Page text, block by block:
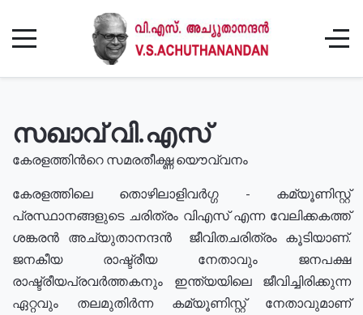
സഖാവ് വി.എസ്
കേരളത്തിൻറെ സമരതീക്ഷ്ണ യൌവ്വനം
കേരളത്തിലെ തൊഴിലാളിവർഗ്ഗ - കമ്യൂണിസ്റ്റ്
പ്രസ്ഥാനങ്ങളുടെ ചരിത്രം വിഎസ് എന്ന വേലിക്കകത്ത്
ശങ്കരൻ അച്യുതാനന്ദൻ ജീവിതചരിത്രം കൂടിയാണ്.
ജനകീയ രാഷ്ട്രീയ നേതാവും ജനപക്ഷ
രാഷ്ട്രീയപ്രവർത്തകനും ഇന്ത്യയിലെ ജീവിച്ചിരിക്കുന്ന
ഏറ്റവും തലമുതിർന്ന കമ്യൂണിസ്റ്റ് നേതാവുമാണ്